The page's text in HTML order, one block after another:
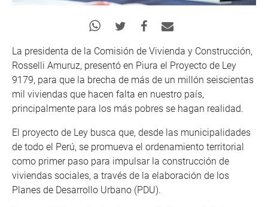
La presidenta de la Comisión de Vivienda y Construcción,
Rosselli Amuruz, presentó en Piura el Proyecto de Ley
9179, para que la brecha de más de un millón seiscientas
mil viviendas que hacen falta en nuestro país,
principalmente para los más pobres se hagan realidad.
El proyecto de Ley busca que, desde las municipalidades
de todo el Perú, se promueva el ordenamiento territorial
como primer paso para impulsar la construcción de
viviendas sociales, a través de la elaboración de los
Planes de Desarrollo Urbano (PDU).